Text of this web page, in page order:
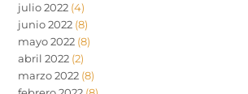
julio 2022 (4)
junio 2022 (8)
mayo 2022 (8)
abril 2022 (2)
marzo 2022 (8)